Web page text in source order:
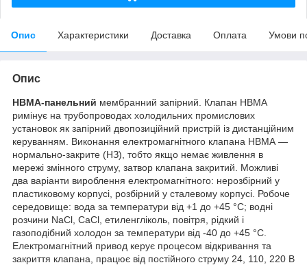
Опис Характеристики Доставка Оплата Умови
Опис
НВМА-панельний мембранний запірний. Клапан НВМА
римінує на трубопроводах холодильних промислових
установок як запірний двопозиційний пристрій із дистанційним
керуванням. Виконання електромагнітного клапана НВМА —
нормально-закрите (НЗ), тобто якщо немає живлення в
мережі змінного струму, затвор клапана закритий. Можливі
два варіанти вироблення електромагнітного: нерозбірний у
пластиковому корпусі, розбірний у сталевому корпусі. Робоче
середовище: вода за температури від +1 до +45 °C; водні
розчини NaCl, CaCl, етиленгліколь, повітря, рідкий і
газоподібний холодон за температури від -40 до +45 °C.
Електромагнітний привод керує процесом відкривання та
закриття клапана, працює від постійного струму 24, 110, 220 В